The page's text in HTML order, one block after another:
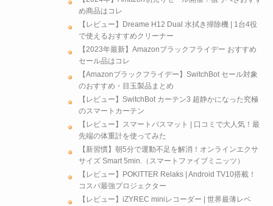
め商品はコレ
【レビュー】Dreame H12 Dual 水拭き掃除機 | 1台4役
で使えるおすすめクリーナー
【2023年最新】Amazonブラックフライデー おすすめ
セール品はコレ
【Amazonブラックフライデー】SwitchBot セール対象
のおすすめ・目玉製品まとめ
【レビュー】SwitchBot カーテン3 超静かになった究極
のスマートカーテン
【レビュー】スマートバスマット | 口コミで大人気！最
先端の体重計を使ってみた
【新習慣】朝5分で運動不足を解消！オンラインエクサ
サイズ Smart 5min.（スマートファイブミニッツ）
【レビュー】POKITTER Relaks | Android TV10搭載！
コスパ最強プロジェクター
【レビュー】iZYREC miniレコーダー | 世界最薄レベ